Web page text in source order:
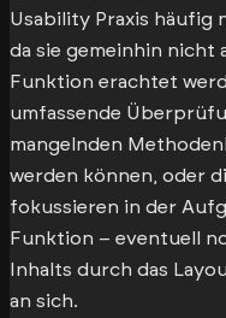
Usability Praxis
da sie gemeinhin nicht
Funktion erachtet
umfassende
mangelnden
werden können, oder
fokussieren in der
Funktion – eventuell
Inhalts durch das
an sich.